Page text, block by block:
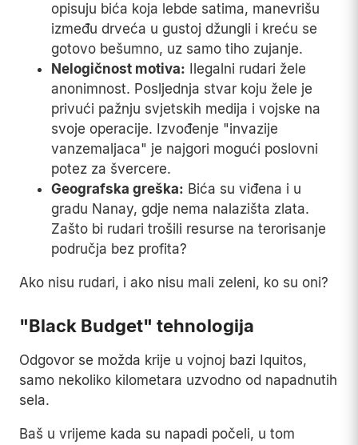
opisuju bića koja lebde satima, manevrišu
između drveća u gustoj džungli i kreću se
gotovo bešumno, uz samo tiho zujanje.
Nelogičnost motiva: Ilegalni rudari žele
anonimnost. Posljednja stvar koju žele je
privući pažnju svjetskih medija i vojske na
svoje operacije. Izvođenje "invazije
vanzemaljaca" je najgori mogući poslovni
potez za švercere.
Geografska greška: Bića su viđena i u
gradu Nanay, gdje nema nalazišta zlata.
Zašto bi rudari trošili resurse na terorisanje
područja bez profita?
Ako nisu rudari, i ako nisu mali zeleni, ko su oni?
"Black Budget" tehnologija
Odgovor se možda krije u vojnoj bazi Iquitos,
samo nekoliko kilometara uzvodno od napadnutih
sela.
Baš u vrijeme kada su napadi počeli, u tom